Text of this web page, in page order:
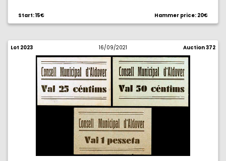
Start: 15€ Hammer price: 20€
Lot 2023 16/09/2021 Auction 372